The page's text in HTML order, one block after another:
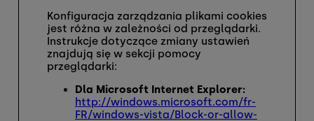
Konfiguracja zarządzania plikami cookies
jest różna w zależności od przeglądarki.
Instrukcje dotyczące zmiany ustawień
znajdują się w sekcji pomocy
przeglądarki:
Dla Microsoft Internet Explorer:
http://windows.microsoft.com/fr-
FR/windows-vista/Block-or-allow-